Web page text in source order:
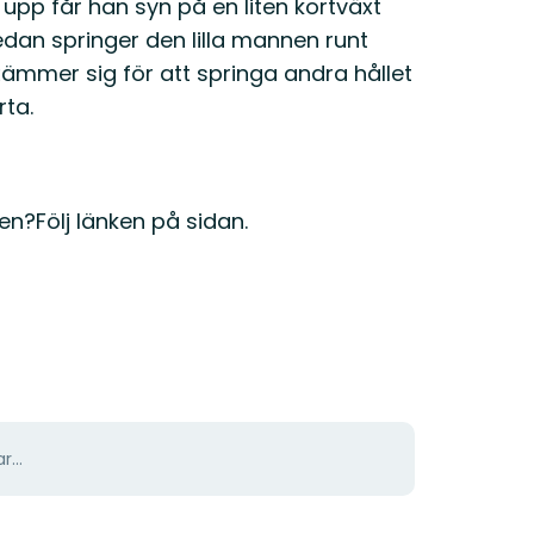
får han syn på en liten kortväxt
springer den lilla mannen runt
sig för att springa andra hållet
länken på sidan.